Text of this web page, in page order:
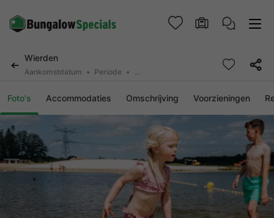
Wierden
Aankomstdatum Periode 2 deelnemers, 0 huisdier
Foto's Accommodaties Omschrijving Voorzieningen